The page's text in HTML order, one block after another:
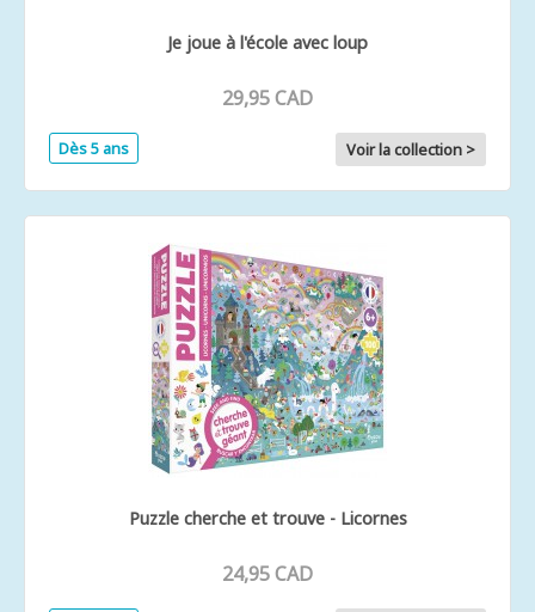
Je joue à l'école avec loup
29,95 CAD
Dès 5 ans Voir la collection >
Puzzle cherche et trouve - Licornes
24,95 CAD